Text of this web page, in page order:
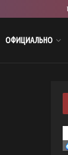
ОФИЦИАЛЬНО